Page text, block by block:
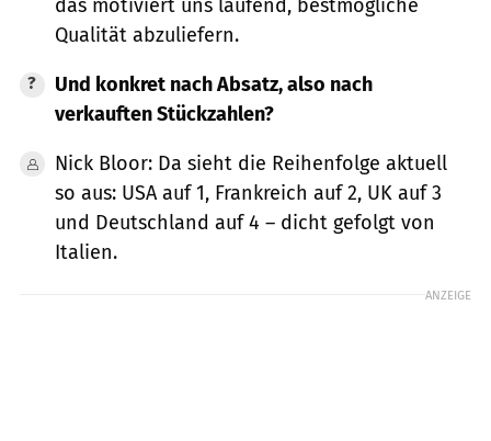
das motiviert uns laufend, bestmögliche
Qualität abzuliefern.
Und konkret nach Absatz, also nach
verkauften Stückzahlen?
Nick Bloor: Da sieht die Reihenfolge aktuell
so aus: USA auf 1, Frankreich auf 2, UK auf 3
und Deutschland auf 4 – dicht gefolgt von
Italien.
ANZEIGE